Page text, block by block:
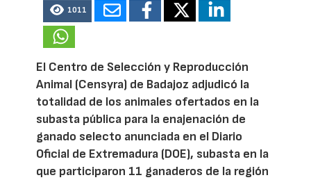
1011
El Centro de Selección y Reproducción
Animal (Censyra) de Badajoz adjudicó la
totalidad de los animales ofertados en la
subasta pública para la enajenación de
ganado selecto anunciada en el Diario
Oficial de Extremadura (DOE), subasta en la
que participaron 11 ganaderos de la región